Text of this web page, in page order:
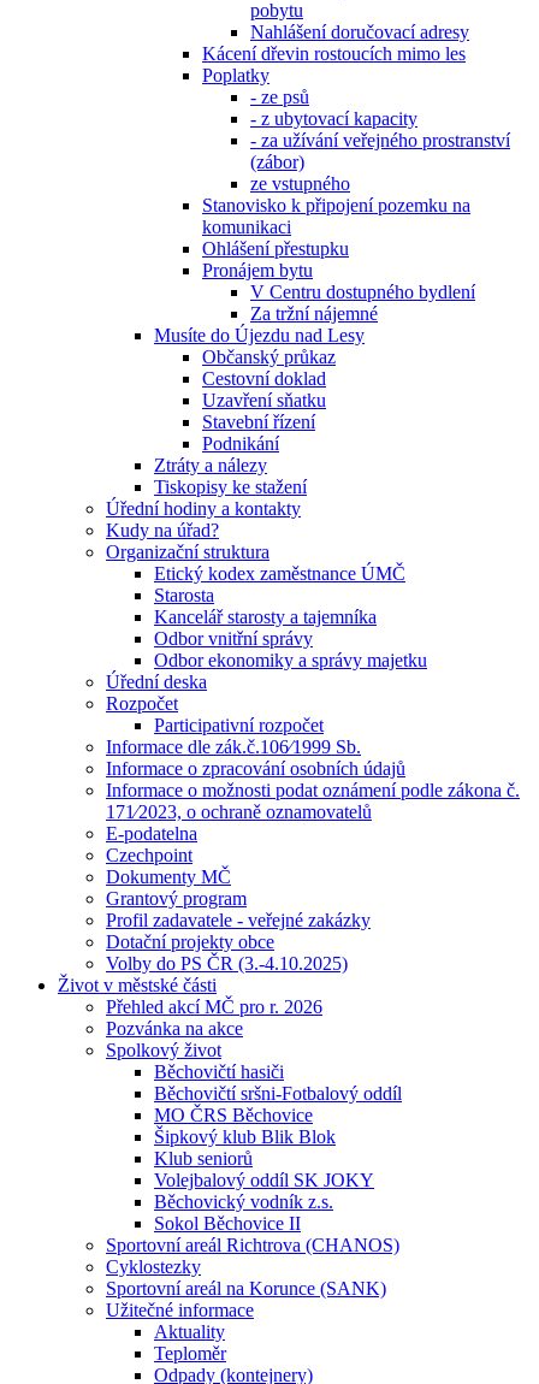
pobytu
Nahlášení doručovací adresy
Kácení dřevin rostoucích mimo les
Poplatky
- ze psů
- z ubytovací kapacity
- za užívání veřejného prostranství
(zábor)
ze vstupného
Stanovisko k připojení pozemku na
komunikaci
Ohlášení přestupku
Pronájem bytu
V Centru dostupného bydlení
Za tržní nájemné
Musíte do Újezdu nad Lesy
Občanský průkaz
Cestovní doklad
Uzavření sňatku
Stavební řízení
Podnikání
Ztráty a nálezy
Tiskopisy ke stažení
Úřední hodiny a kontakty
Kudy na úřad?
Organizační struktura
Etický kodex zaměstnance ÚMČ
Starosta
Kancelář starosty a tajemníka
Odbor vnitřní správy
Odbor ekonomiky a správy majetku
Úřední deska
Rozpočet
Participativní rozpočet
Informace dle zák.č.106⁄1999 Sb.
Informace o zpracování osobních údajů
Informace o možnosti podat oznámení podle zákona č.
171⁄2023, o ochraně oznamovatelů
E-podatelna
Czechpoint
Dokumenty MČ
Grantový program
Profil zadavatele - veřejné zakázky
Dotační projekty obce
Volby do PS ČR (3.-4.10.2025)
Život v městské části
Přehled akcí MČ pro r. 2026
Pozvánka na akce
Spolkový život
Běchovičtí hasiči
Běchovičtí sršni-Fotbalový oddíl
MO ČRS Běchovice
Šipkový klub Blik Blok
Klub seniorů
Volejbalový oddíl SK JOKY
Běchovický vodník z.s.
Sokol Běchovice II
Sportovní areál Richtrova (CHANOS)
Cyklostezky
Sportovní areál na Korunce (SANK)
Užitečné informace
Aktuality
Teploměr
Odpady (kontejnery)